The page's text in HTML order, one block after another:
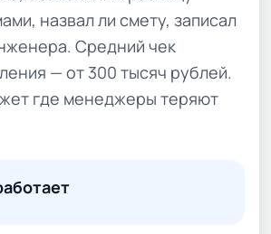
назвал ли смету, записал
Средний чек
— от 300 тысяч рублей.
где менеджеры теряют